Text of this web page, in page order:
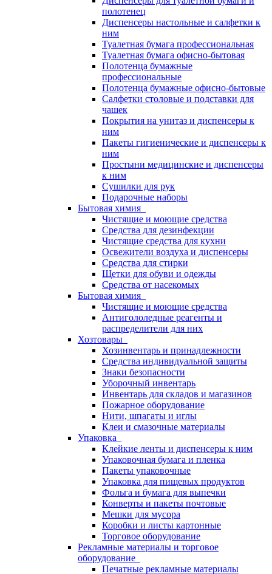
полотенец
Диспенсеры настольные и салфетки к
ним
Туалетная бумага профессиональная
Туалетная бумага офисно-бытовая
Полотенца бумажные
профессиональные
Полотенца бумажные офисно-бытовые
Салфетки столовые и подставки для
чашек
Покрытия на унитаз и диспенсеры к
ним
Пакеты гигиенические и диспенсеры к
ним
Простыни медицинские и диспенсеры
к ним
Сушилки для рук
Подарочные наборы
Бытовая химия
Чистящие и моющие средства
Средства для дезинфекции
Чистящие средства для кухни
Освежители воздуха и диспенсеры
Средства для стирки
Щетки для обуви и одежды
Средства от насекомых
Бытовая химия
Чистящие и моющие средства
Антигололедные реагенты и
распределители для них
Хозтовары
Хозинвентарь и принадлежности
Средства индивидуальной защиты
Знаки безопасности
Уборочный инвентарь
Инвентарь для складов и магазинов
Пожарное оборудование
Нити, шпагаты и иглы
Клеи и смазочные материалы
Упаковка
Клейкие ленты и диспенсеры к ним
Упаковочная бумага и пленка
Пакеты упаковочные
Упаковка для пищевых продуктов
Фольга и бумага для выпечки
Конверты и пакеты почтовые
Мешки для мусора
Коробки и листы картонные
Торговое оборудование
Рекламные материалы и торговое
оборудование
Печатные рекламные материалы